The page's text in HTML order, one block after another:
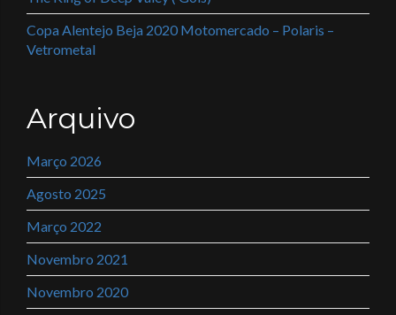
Copa Alentejo Beja 2020 Motomercado – Polaris –
Vetrometal
Arquivo
Março 2026
Agosto 2025
Março 2022
Novembro 2021
Novembro 2020